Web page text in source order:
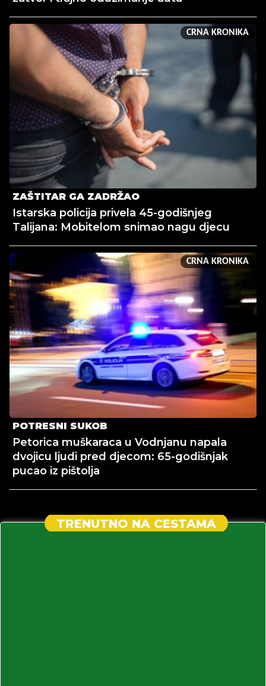
CRNA KRONIKA
ZAŠTITAR GA ZADRŽAO
Istarska policija privela 45-godišnjeg
Talijana: Mobitelom snimao nagu djecu
CRNA KRONIKA
POTRESNI SUKOB
Petorica muškaraca u Vodnjanu napala
dvojicu ljudi pred djecom: 65-godišnjak
pucao iz pištolja
TRENUTNO NA CESTAMA